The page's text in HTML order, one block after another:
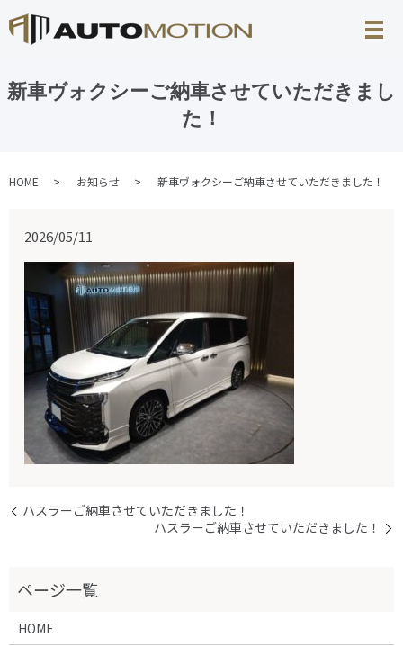
新車ヴォクシーご納車させていただきまし
た！
HOME お知らせ 新車ヴォクシーご納車させていただきました！
2026/05/11
ハスラーご納車させていただきました！
ハスラーご納車させていただきました！
HOME